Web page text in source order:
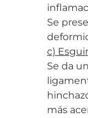
Se
c)
Se da
más